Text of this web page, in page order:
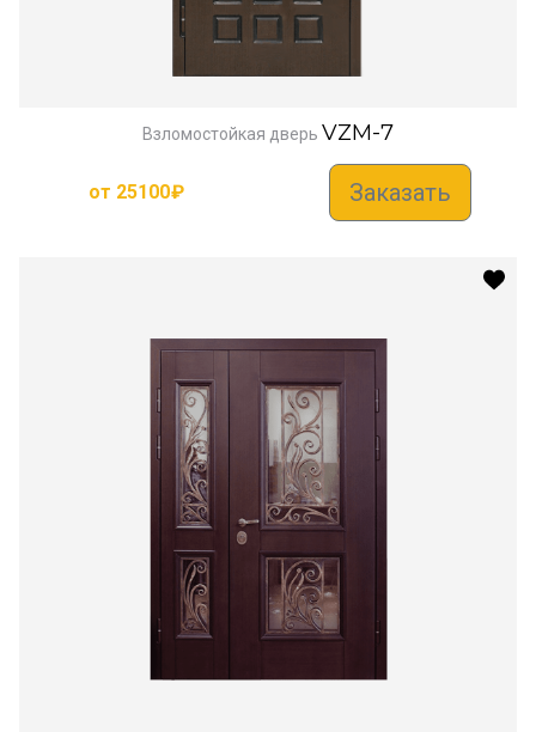
Взломостойкая дверь VZM-7
от 25100₽ Заказать